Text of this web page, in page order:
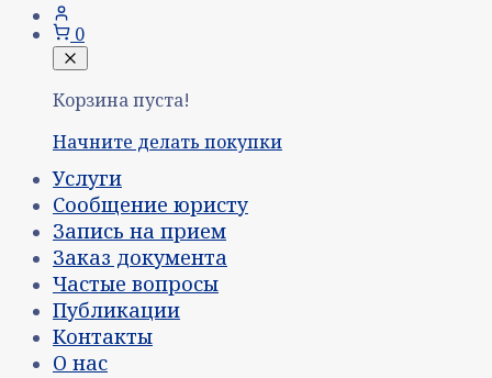
0
Корзина пуста!
Начните делать покупки
Услуги
Сообщение юристу
Запись на прием
Заказ документа
Частые вопросы
Публикации
Контакты
О нас